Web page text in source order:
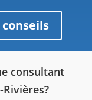
consultant